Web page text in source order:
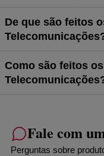
De que são feitos
Como são feitos
Fale com
Perguntas sobre